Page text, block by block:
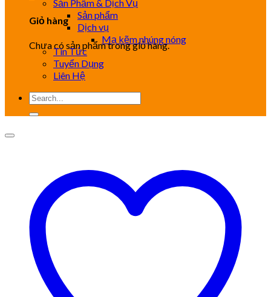
Giỏ hàng
Chưa có sản phẩm trong giỏ hàng.
Sản Phẩm & Dịch Vụ
Sản phẩm
Dịch vụ
Mạ kẽm nhúng nóng
Tin Tức
Tuyển Dụng
Liên Hệ
Tìm
kiếm: